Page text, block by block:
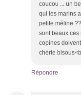
coucou ... un
qui les marins
petite méline
sont beaux ces
copines
chérie
Répondre